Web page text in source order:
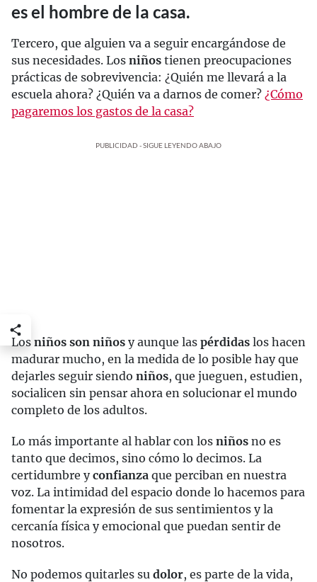
es el hombre de la casa.
Tercero, que alguien va a seguir encargándose de
sus necesidades. Los niños tienen preocupaciones
prácticas de sobrevivencia: ¿Quién me llevará a la
escuela ahora? ¿Quién va a darnos de comer? ¿Cómo
pagaremos los gastos de la casa?
PUBLICIDAD - SIGUE LEYENDO ABAJO
Los niños son niños y aunque las pérdidas los hacen
madurar mucho, en la medida de lo posible hay que
dejarles seguir siendo niños, que jueguen, estudien,
socialicen sin pensar ahora en solucionar el mundo
completo de los adultos.
Lo más importante al hablar con los niños no es
tanto que decimos, sino cómo lo decimos. La
certidumbre yconfianza que perciban en nuestra
voz. La intimidad del espacio donde lo hacemos para
fomentar la expresión de sus sentimientos y la
cercanía física y emocional que puedan sentir de
nosotros.
No podemos quitarles su dolor, es parte de la vida,